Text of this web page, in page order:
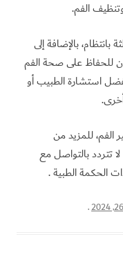
الفم.
بالإضافة إلى
للحفاظ على صحة الفم
استشارة الطبيب أو
للمزيد من
تتردد بالتواصل مع
الحكمة الطبية .
.